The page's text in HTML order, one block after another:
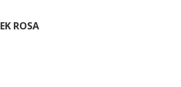
ROSA